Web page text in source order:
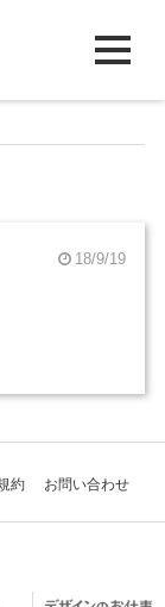
18/9/19
約 お問い合わせ